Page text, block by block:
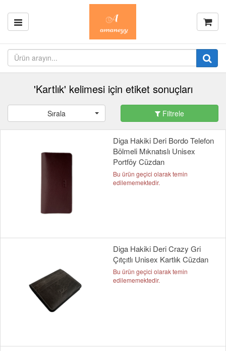
'Kartlık' kelimesi için etiket sonuçları
Sırala Filtrele
Diga Hakiki Deri Bordo Telefon
Bölmeli Mıknatıslı Unisex
Portföy Cüzdan
Bu ürün geçici olarak temin
edilememektedir.
Diga Hakiki Deri Crazy Gri
Çıtçıtlı Unisex Kartlık Cüzdan
Bu ürün geçici olarak temin
edilememektedir.